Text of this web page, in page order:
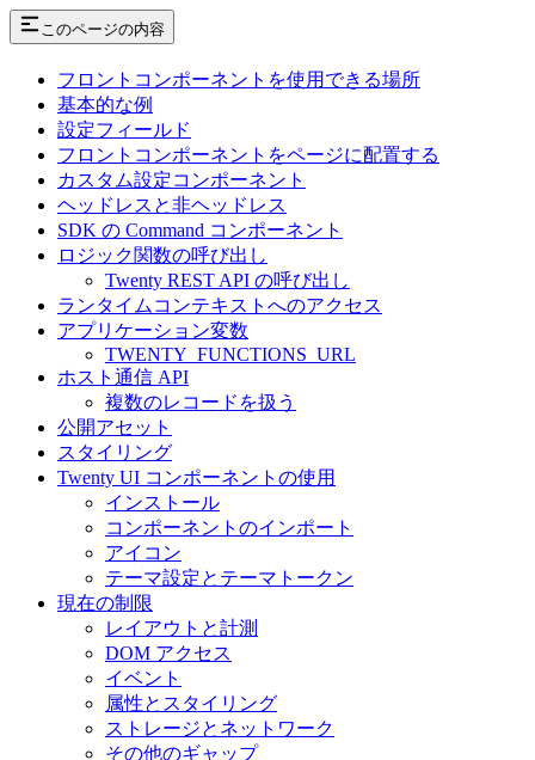
このページの内容
フロントコンポーネントを使用できる場所
基本的な例
設定フィールド
フロントコンポーネントをページに配置する
カスタム設定コンポーネント
ヘッドレスと非ヘッドレス
SDK の Command コンポーネント
ロジック関数の呼び出し
Twenty REST API の呼び出し
ランタイムコンテキストへのアクセス
アプリケーション変数
TWENTY_FUNCTIONS_URL
ホスト通信 API
複数のレコードを扱う
公開アセット
スタイリング
Twenty UI コンポーネントの使用
インストール
コンポーネントのインポート
アイコン
テーマ設定とテーマトークン
現在の制限
レイアウトと計測
DOM アクセス
イベント
属性とスタイリング
ストレージとネットワーク
その他のギャップ